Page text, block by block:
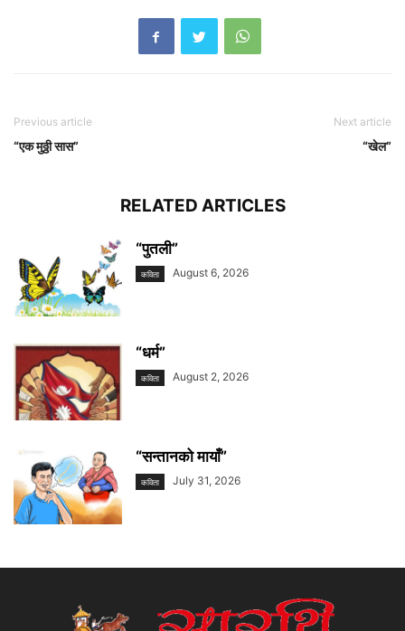
Previous article
“एक मुठ्ठी सास”
Next article
“खेल”
RELATED ARTICLES
“पुतली”
कविता August 6, 2026
“धर्म”
कविता August 2, 2026
“सन्तानको मायाँ”
कविता July 31, 2026